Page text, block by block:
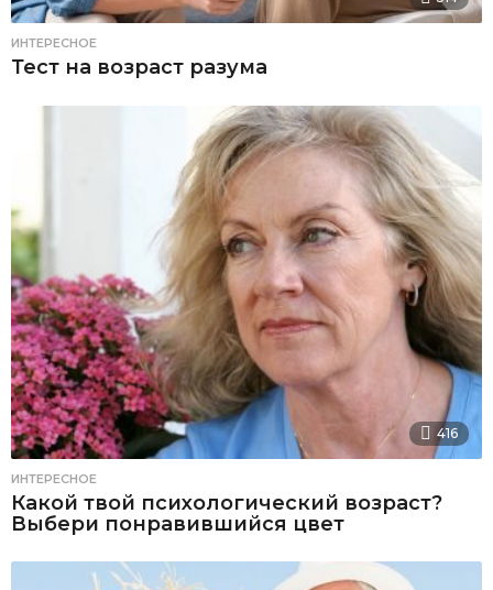
ИНТЕРЕСНОЕ
Тест на возраст разума
416
ИНТЕРЕСНОЕ
Какой твой психологический возраст?
Выбери понравившийся цвет